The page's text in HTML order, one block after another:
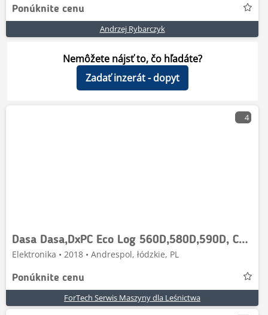
Ponúknite cenu
Andrzej Rybarczyk
Nemôžete nájsť to, čo hľadáte?
Zadať inzerát - dopyt
4
Dasa Dasa,DxPC Eco Log 560D,580D,590D, Complete compute
Elektronika • 2018 • Andrespol, łódzkie, PL
Ponúknite cenu
ForTech Serwis Maszyny dla Leśnictwa